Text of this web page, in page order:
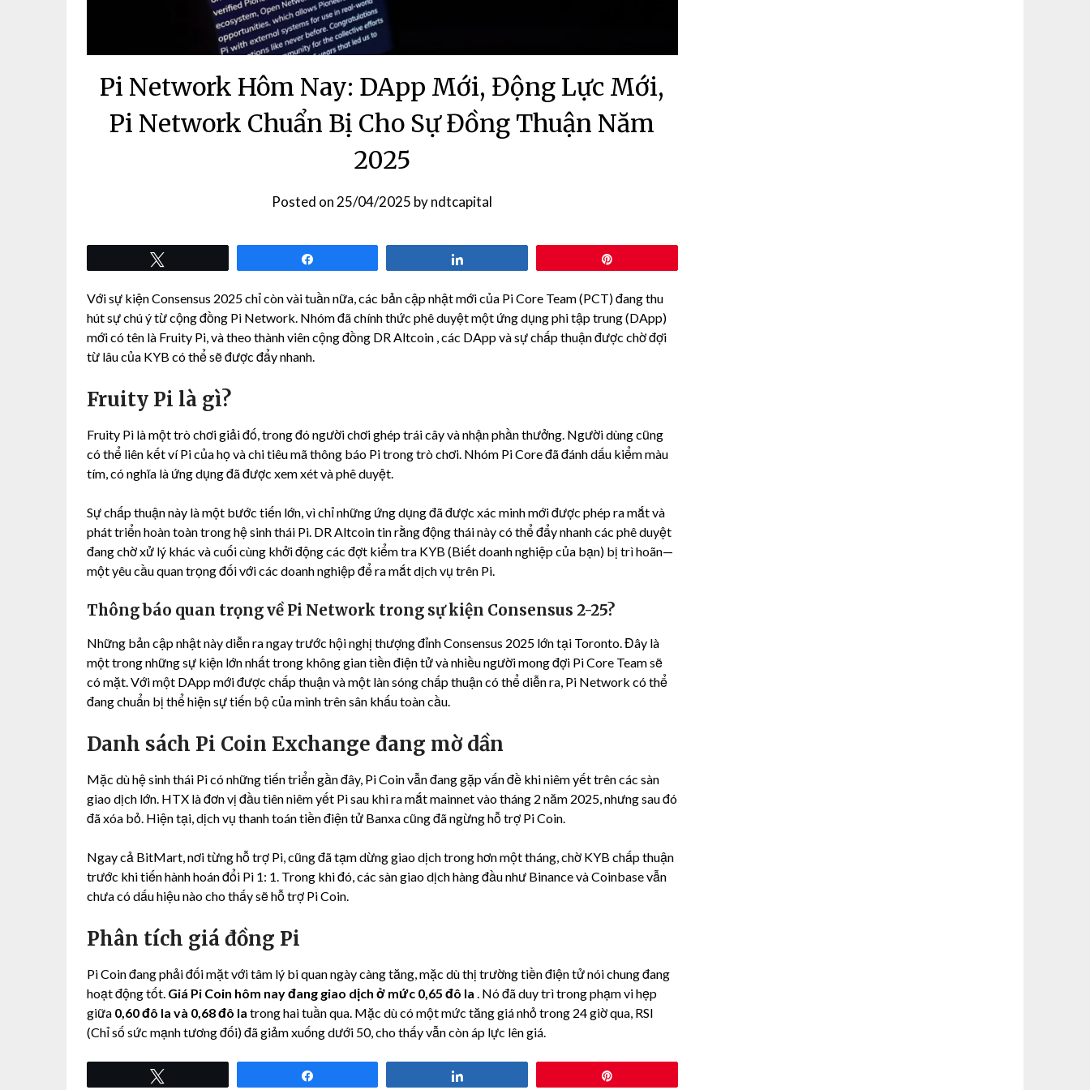
Pi Network Hôm Nay: DApp Mới, Động Lực Mới,
Pi Network Chuẩn Bị Cho Sự Đồng Thuận Năm
2025
Posted on25/04/2025 byndtcapital
Với sự kiện Consensus 2025 chỉ còn vài tuần nữa, các bản cập nhật mới của Pi Core Team (PCT) đang thu
hút sự chú ý từ cộng đồng Pi Network. Nhóm đã chính thức phê duyệt một ứng dụng phi tập trung (DApp)
mới có tên là Fruity Pi, và theo thành viên cộng đồng DR Altcoin , các DApp và sự chấp thuận được chờ đợi
từ lâu của KYB có thể sẽ được đẩy nhanh.
Fruity Pi là gì?
Fruity Pi là một trò chơi giải đố, trong đó người chơi ghép trái cây và nhận phần thưởng. Người dùng cũng
có thể liên kết ví Pi của họ và chi tiêu mã thông báo Pi trong trò chơi. Nhóm Pi Core đã đánh dấu kiểm màu
tím, có nghĩa là ứng dụng đã được xem xét và phê duyệt.
Sự chấp thuận này là một bước tiến lớn, vì chỉ những ứng dụng đã được xác minh mới được phép ra mắt và
phát triển hoàn toàn trong hệ sinh thái Pi. DR Altcoin tin rằng động thái này có thể đẩy nhanh các phê duyệt
đang chờ xử lý khác và cuối cùng khởi động các đợt kiểm tra KYB (Biết doanh nghiệp của bạn) bị trì hoãn—
một yêu cầu quan trọng đối với các doanh nghiệp để ra mắt dịch vụ trên Pi.
Thông báo quan trọng về Pi Network trong sự kiện Consensus 2-25?
Những bản cập nhật này diễn ra ngay trước hội nghị thượng đỉnh Consensus 2025 lớn tại Toronto. Đây là
một trong những sự kiện lớn nhất trong không gian tiền điện tử và nhiều người mong đợi Pi Core Team sẽ
có mặt. Với một DApp mới được chấp thuận và một làn sóng chấp thuận có thể diễn ra, Pi Network có thể
đang chuẩn bị thể hiện sự tiến bộ của mình trên sân khấu toàn cầu.
Danh sách Pi Coin Exchange đang mờ dần
Mặc dù hệ sinh thái Pi có những tiến triển gần đây, Pi Coin vẫn đang gặp vấn đề khi niêm yết trên các sàn
giao dịch lớn. HTX là đơn vị đầu tiên niêm yết Pi sau khi ra mắt mainnet vào tháng 2 năm 2025, nhưng sau đó
đã xóa bỏ. Hiện tại, dịch vụ thanh toán tiền điện tử Banxa cũng đã ngừng hỗ trợ Pi Coin.
Ngay cả BitMart, nơi từng hỗ trợ Pi, cũng đã tạm dừng giao dịch trong hơn một tháng, chờ KYB chấp thuận
trước khi tiến hành hoán đổi Pi 1: 1. Trong khi đó, các sàn giao dịch hàng đầu như Binance và Coinbase vẫn
chưa có dấu hiệu nào cho thấy sẽ hỗ trợ Pi Coin.
Phân tích giá đồng Pi
Pi Coin đang phải đối mặt với tâm lý bi quan ngày càng tăng, mặc dù thị trường tiền điện tử nói chung đang
hoạt động tốt. Giá Pi Coin hôm nay đang giao dịch ở mức 0,65 đô la . Nó đã duy trì trong phạm vi hẹp
giữa 0,60 đô la và 0,68 đô la trong hai tuần qua. Mặc dù có một mức tăng giá nhỏ trong 24 giờ qua, RSI
(Chỉ số sức mạnh tương đối) đã giảm xuống dưới 50, cho thấy vẫn còn áp lực lên giá.